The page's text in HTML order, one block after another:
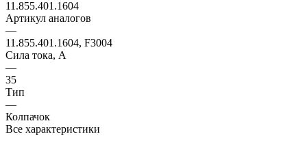
11.855.401.1604
Артикул аналогов
—
11.855.401.1604, F3004
Сила тока, А
—
35
Тип
—
Колпачок
Все характеристики